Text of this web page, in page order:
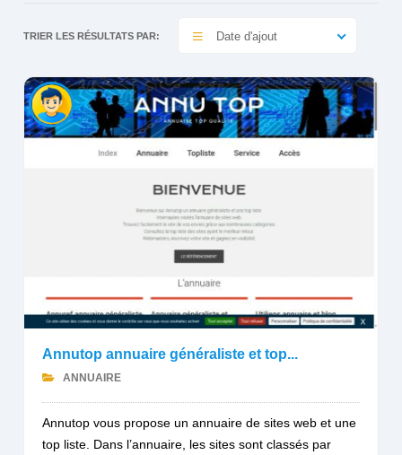
TRIER LES RÉSULTATS PAR: Date d'ajout
Annutop annuaire généraliste et top...
ANNUAIRE
Annutop vous propose un annuaire de sites web et une
top liste. Dans l’annuaire, les sites sont classés par